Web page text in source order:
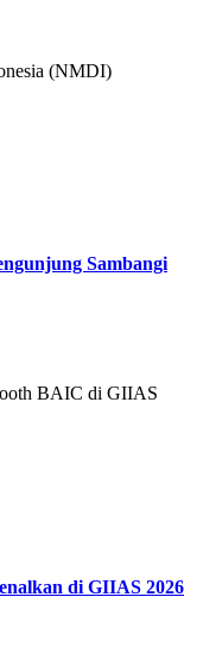
(NMDI)
Sambangi
BAIC di GIIAS
di GIIAS 2026